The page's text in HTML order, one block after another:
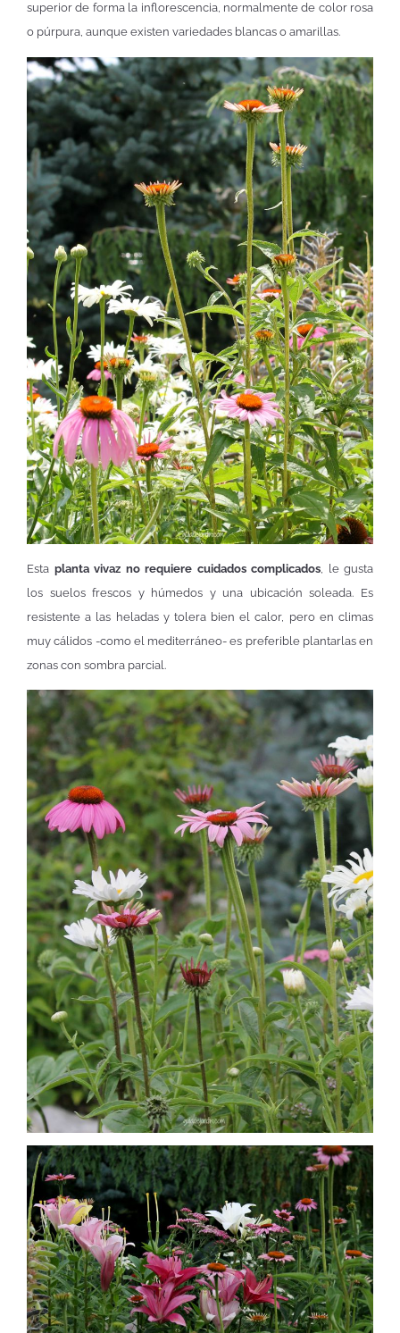
superior de forma la inflorescencia, normalmente de color rosa
o púrpura, aunque existen variedades blancas o amarillas.
Esta planta vivaz no requiere cuidados complicados , le gusta
los suelos frescos y húmedos y una ubicación soleada. Es
resistente a las heladas y tolera bien el calor, pero en climas
muy cálidos -como el mediterráneo- es preferible plantarlas en
zonas con sombra parcial.